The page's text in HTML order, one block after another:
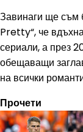
Завинаги ще съм
Pretty“, че
сериали, а през
обещаващи
на всички
Прочети